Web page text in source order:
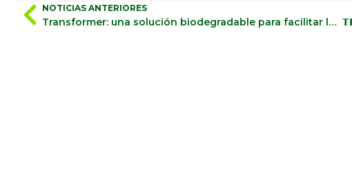
NOTICIAS ANTERIORES
Transformer: una solución biodegradable para facilitar la gestión eficiente del agua en los cultivos